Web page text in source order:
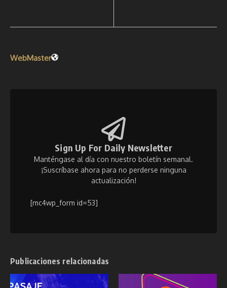
WebMaster
Sign Up For Daily Newsletter
Manténgase al día con nuestro boletín semanal.
¡Suscríbase ahora para no perderse ninguna
actualización!
[mc4wp_form id=53]
Publicaciones relacionadas